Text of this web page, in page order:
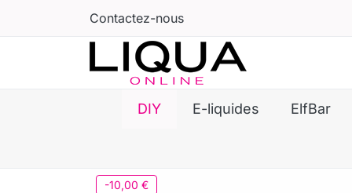
Contactez-nous
DIY E-liquides ElfBar
-10,00 €